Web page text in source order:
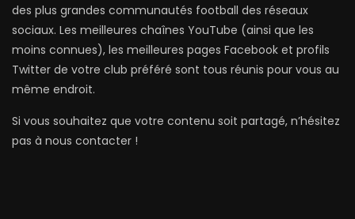
des plus grandes communautés football des réseaux
sociaux. Les meilleures chaînes YouTube (ainsi que les
moins connues), les meilleures pages Facebook et profils
Twitter de votre club préféré sont tous réunis pour vous au
même endroit.
Si vous souhaitez que votre contenu soit partagé, n’hésitez
pas à nous contacter !